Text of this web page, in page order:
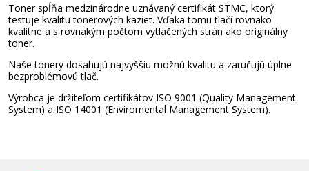
41,90 €
OKI 46508709 (Žltý)
Toner spĺňa medzinárodne uznávaný certifikát STMC, ktorý
testuje kvalitu tonerových kaziet. Vďaka tomu tlačí rovnako
kvalitne a s rovnakým počtom vytlačených strán ako originálny
toner.
Naše tonery dosahujú najvyššiu možnú kvalitu a zaručujú úplne
bezproblémovú tlač.
Výrobca je držiteľom certifikátov ISO 9001 (Quality Management
System) a ISO 14001 (Enviromental Management System).